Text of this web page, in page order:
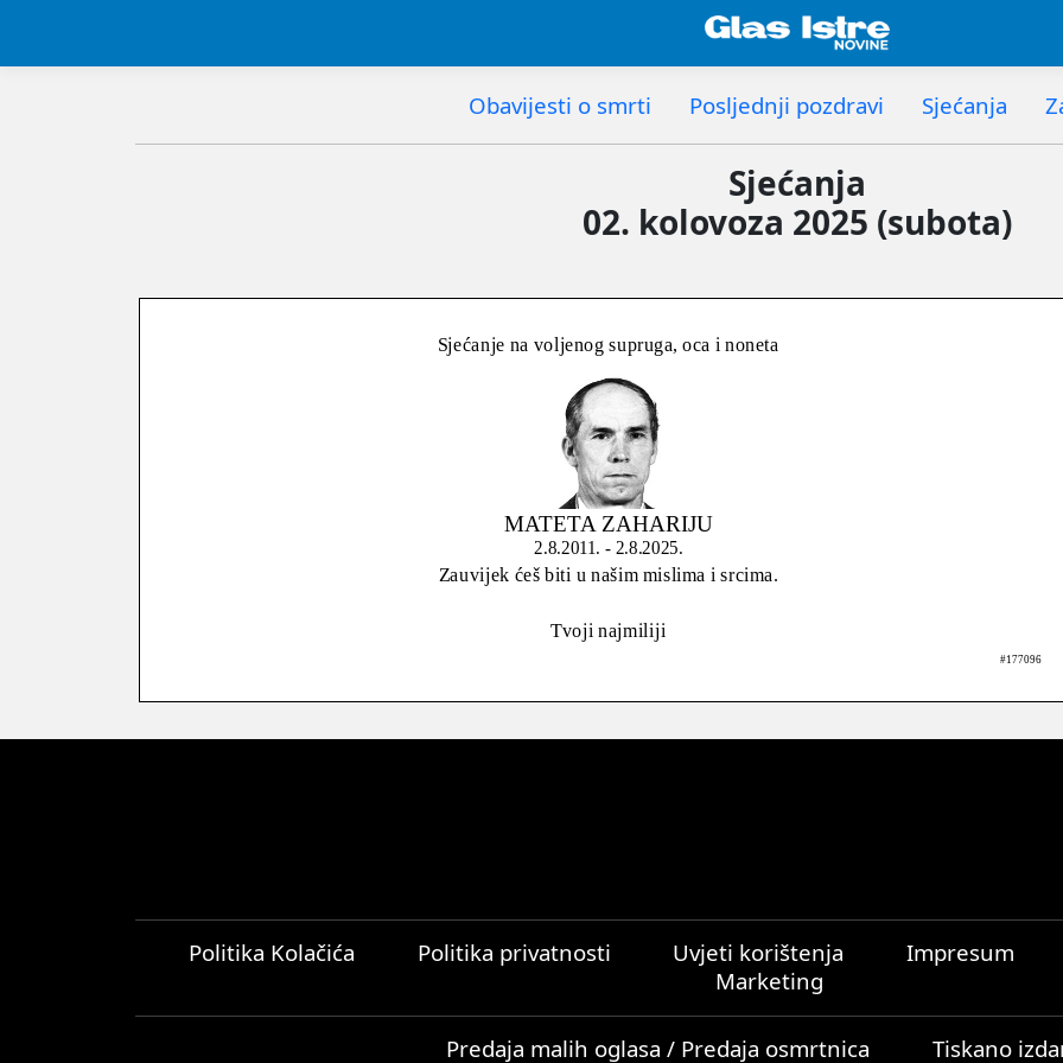
Obavijesti o smrti Posljednji pozdravi Sjećanja
Sjećanja
02. kolovoza 2025 (subota)
Sjećanje na voljenog supruga, oca i noneta
MATETA ZAHARIJU
2.8.2011. - 2.8.2025.
Zauvijek ćeš biti u našim mislima i srcima.
Tvoji najmiliji
#177096
Politika Kolačića Politika privatnosti Uvjeti korištenja Impresum
Marketing
Predaja malih oglasa / Predaja osmrtnica Tiskano